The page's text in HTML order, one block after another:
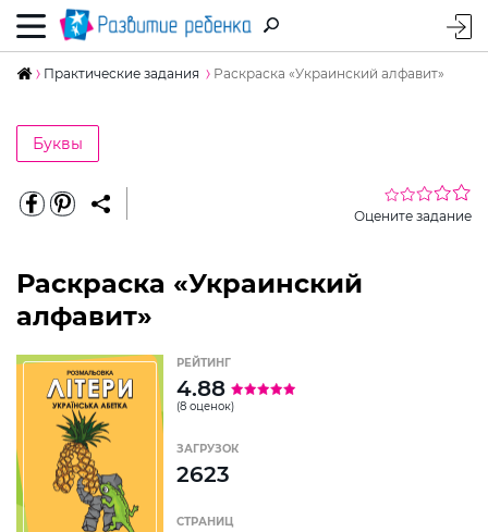
Практические задания Раскраска «Украинский алфавит»
Буквы
Оцените задание
Раскраска «Украинский
алфавит»
РЕЙТИНГ
4.88
(8 оценок)
ЗАГРУЗОК
2623
СТРАНИЦ